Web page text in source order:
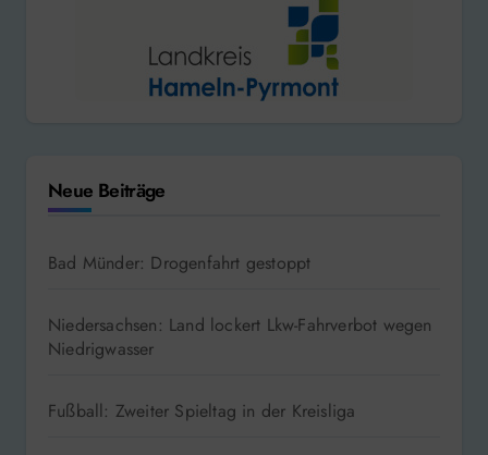
Neue Beiträge
Bad Münder: Drogenfahrt gestoppt
Niedersachsen: Land lockert Lkw-Fahrverbot wegen
Niedrigwasser
Fußball: Zweiter Spieltag in der Kreisliga